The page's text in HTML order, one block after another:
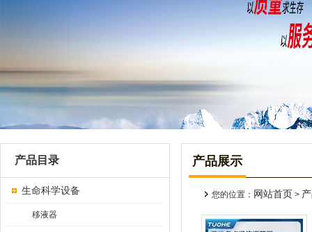
产品目录
生命科学设备
移液器
产品展示
您的位置： 网站首页 >